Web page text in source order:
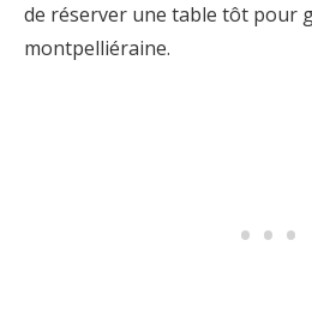
de réserver une table tôt pour
montpelliéraine.